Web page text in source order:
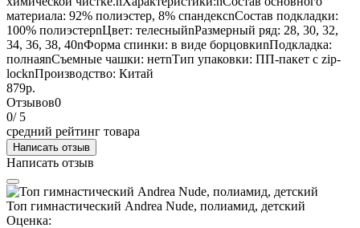
материала: 92% полиэстер, 8% спандексnСостав подкладки:
100% полиэстерnЦвет: телесныйnРазмерный ряд: 28, 30, 32,
34, 36, 38, 40nФорма спинки: в виде борцовкиnПодкладка:
полнаяnСъемные чашки: нетnТип упаковки: ПП-пакет с zip-
locknПроизводство: Китай
879р.
Отзывов0
0/ 5
средний рейтинг товара
Написать отзыв
Написать отзыв
Топ гимнастический Andrea Nude, полиамид, детский
Оценка: